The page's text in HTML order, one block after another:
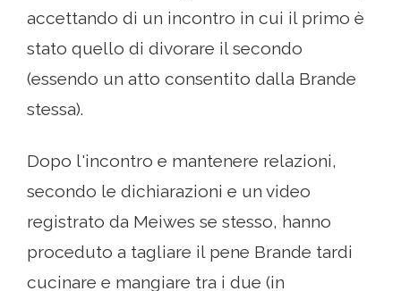
accettando di un incontro in cui il primo è
stato quello di divorare il secondo
(essendo un atto consentito dalla Brande
stessa).
Dopo l'incontro e mantenere relazioni,
secondo le dichiarazioni e un video
registrato da Meiwes se stesso, hanno
proceduto a tagliare il pene Brande tardi
cucinare e mangiare tra i due (in